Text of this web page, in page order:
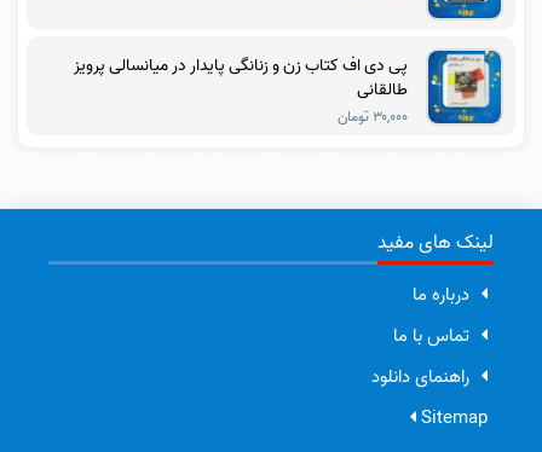
پی دی اف کتاب زن و زنانگی پایدار در میانسالی پرویز
طالقانی
۳۰,۰۰۰ تومان
لینک های مفید
درباره ما
تماس با ما
راهنمای دانلود
Sitemap